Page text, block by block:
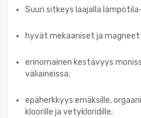
Suuri sitkeys laajalla
hyvät mekaaniset ja
erinomainen kestävyys
väliaineissa;
epäherkkyys emäksille,
kloorille ja vetykloridille;